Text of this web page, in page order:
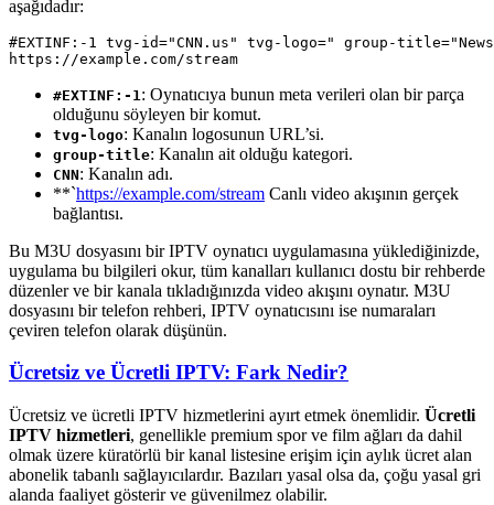
aşağıdadır:
#EXTINF:-1 tvg-id="CNN.us" tvg-logo=" group-
#EXTINF:-1 : Oynatıcıya bunun meta verileri olan bir parça
olduğunu söyleyen bir komut.
tvg-logo: Kanalın logosunun URL’si.
group-title: Kanalın ait olduğu kategori.
CNN: Kanalın adı.
**`https://example.com/stream Canlı video akışının gerçek
bağlantısı.
Bu M3U dosyasını bir IPTV oynatıcı uygulamasına yüklediğinizde,
uygulama bu bilgileri okur, tüm kanalları kullanıcı dostu bir rehberde
düzenler ve bir kanala tıkladığınızda video akışını oynatır. M3U
dosyasını bir telefon rehberi, IPTV oynatıcısını ise numaraları
çeviren telefon olarak düşünün.
Ücretsiz ve Ücretli IPTV: Fark Nedir?
Ücretsiz ve ücretli IPTV hizmetlerini ayırt etmek önemlidir. Ücretli
IPTV hizmetleri, genellikle premium spor ve film ağları da dahil
olmak üzere küratörlü bir kanal listesine erişim için aylık ücret alan
abonelik tabanlı sağlayıcılardır. Bazıları yasal olsa da, çoğu yasal gri
alanda faaliyet gösterir ve güvenilmez olabilir.